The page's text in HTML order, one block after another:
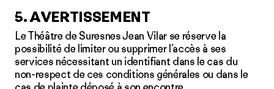
5. AVERTISSEMENT
Le Théâtre de Suresnes Jean Vilar se réserve la
possibilité de limiter ou supprimer l’accès à ses
services nécessitant un identifiant dans le cas du
non-respect de ces conditions générales ou dans le